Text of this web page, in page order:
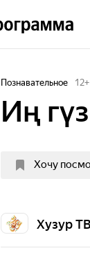
Познавательное 12+
Иң
Хочу
Хузур ТВ